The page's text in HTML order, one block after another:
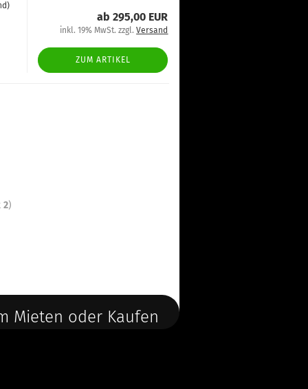
ab 295,00 EUR
inkl. 19% MwSt. zzgl.Versand
ZUM ARTIKEL
2)
Mieten oder Kaufen